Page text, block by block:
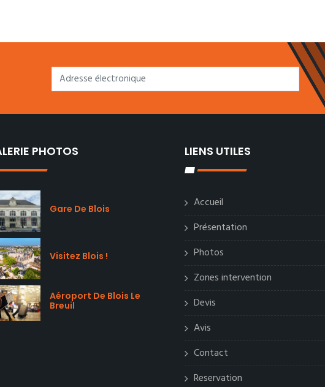
PHOTOS
Gare De Blois
Visitez Blois !
Aéroport De Blois Le
Breuil
LIENS UTILES
Accueil
Présentation
Photos
Zones intervention
Devis
Avis
Contact
Reservation